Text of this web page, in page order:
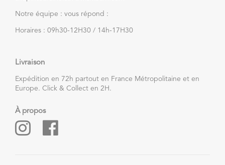
Notre équipe : vous répond :
Horaires : 09h30-12H30 / 14h-17H30
Livraison
Expédition en 72h partout en France Métropolitaine et en
Europe. Click & Collect en 2H.
À propos